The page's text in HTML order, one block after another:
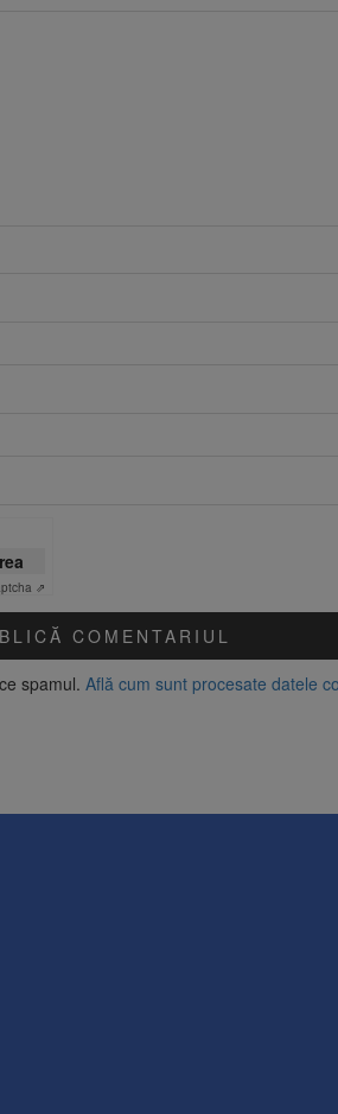
⇗
spamul. Află cum sunt procesate datele